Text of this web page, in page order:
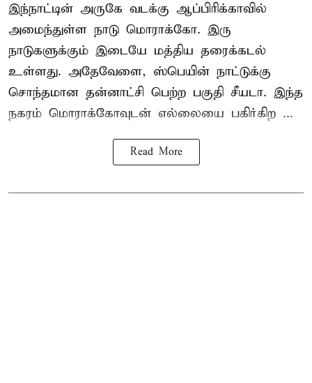
இந்நாட்டின் அருகே வடக்கு ஆப்பிரிக்காவில்
அமைந்துள்ள நாடு மொராக்கோ. இரு
நாடுகளுக்கும் இடையே மத்திய தரைக்கடல்
உள்ளது. அதேவேளை, ஸ்பெயின் நாட்டுக்கு
சொந்தமான தன்னாட்சி பெற்ற பகுதி சீயடா. இந்த
நகரம் மொராக்கோவுடன் எல்லையை பகிர்கிற ...
Read More